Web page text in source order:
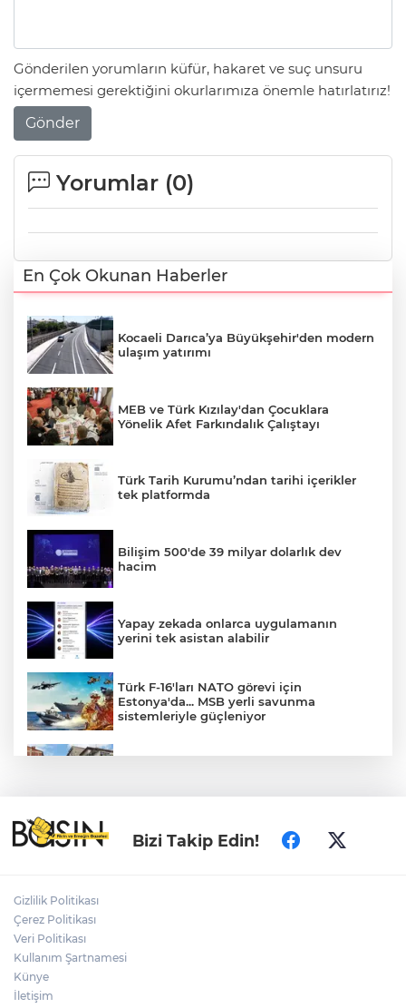
Gönderilen yorumların küfür, hakaret ve suç unsuru
içermemesi gerektiğini okurlarımıza önemle hatırlatırız!
Gönder
Yorumlar (0)
En Çok Okunan Haberler
Kocaeli Darıca’ya Büyükşehir'den modern
ulaşım yatırımı
MEB ve Türk Kızılay'dan Çocuklara
Yönelik Afet Farkındalık Çalıştayı
Türk Tarih Kurumu’ndan tarihi içerikler
tek platformda
Bilişim 500'de 39 milyar dolarlık dev
hacim
Yapay zekada onlarca uygulamanın
yerini tek asistan alabilir
Türk F-16'ları NATO görevi için
Estonya'da... MSB yerli savunma
sistemleriyle güçleniyor
Adalet Bakanı Gürlek: Behçet Oktay'ın
şüpheli ölümü yeniden kapsamlı şekilde
Bizi Takip Edin!
Gizlilik Politikası
Çerez Politikası
Veri Politikası
Kullanım Şartnamesi
Künye
İletişim